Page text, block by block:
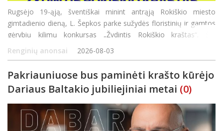
Rugsėjo 19-ąją, šventiškai minint antrąją Rokiškio miesto
gimtadienio dieną, L. Šepkos parke sužydės floristinių ir gamtos
gėrybių kilimų konkursas „Žydintis Rokiškio kraštas“. Šio
konkurso tikslas – ne tik pasigrožėti gamtos dovano
Renginių anonsai 2026-08-03
Pakriauniuose bus paminėti krašto kūrėjo
Dariaus Baltakio jubiliejiniai metai (0)